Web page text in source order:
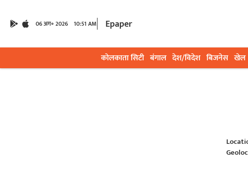
06 अग॰ 2026 10:51 AM Epaper
कोलकाता सिटी बंगाल देश/विदेश बिजनेस खेल